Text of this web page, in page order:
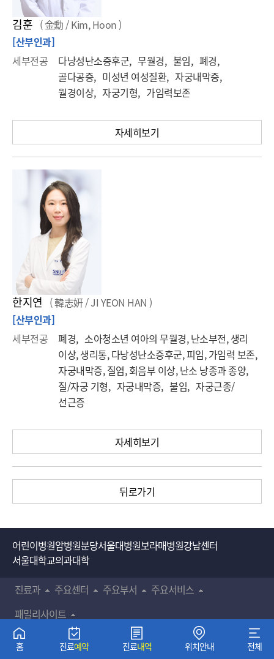
홈 진료예약 진료내역 위치안내 전체
김훈 ( 金勳 / Kim, Hoon )
[산부인과]
세부전공
다낭성난소증후군, 무월경, 불임, 폐경,
골다공증, 미성년 여성질환, 자궁내막증,
월경이상, 자궁기형, 가임력보존
자세히보기
한지연 ( 韓志姸 / JI YEON HAN )
[산부인과]
세부전공
폐경, 소아청소년 여아의 무월경, 난소부전, 생리
이상, 생리통, 다낭성난소증후군, 피임, 가임력 보존,
자궁내막증, 질염, 회음부 이상, 난소 낭종과 종양,
질/자궁 기형, 자궁내막증, 불임, 자궁근종/
선근증
자세히보기
뒤로가기
어린이병원암병원분당서울대병원보라매병원강남센터
서울대학교의과대학
진료과
주요센터 주요부서
주요서비스
패밀리사이트
비급여진료비용환자권리장전이용약관
개인정보 처리방침
정보공개
정보무단수집거부공개뷰어 다운로드 진료협력센터